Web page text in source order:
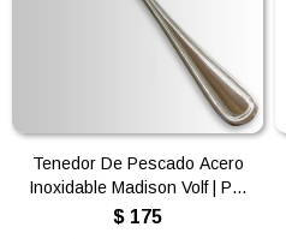
Tenedor De Pescado Acero
Inoxidable Madison Volf | Por
unidad
$ 175